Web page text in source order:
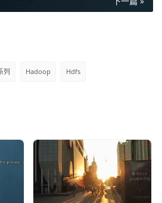
/user/zhangsan
限制数量，空间总大小是不固定
的文件和上传20个100G的文件都可
列 Hadoop Hdfs